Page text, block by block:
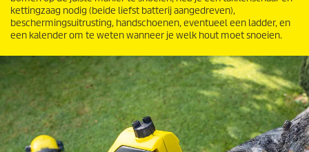
kettingzaag nodig (beide liefst batterij aangedreven),
beschermingsuitrusting, handschoenen, eventueel een ladder, en
een kalender om te weten wanneer je welk hout moet snoeien.